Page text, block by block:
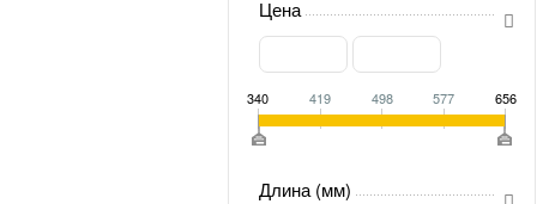
Цена
340 419 498 577 656
Длина (мм)